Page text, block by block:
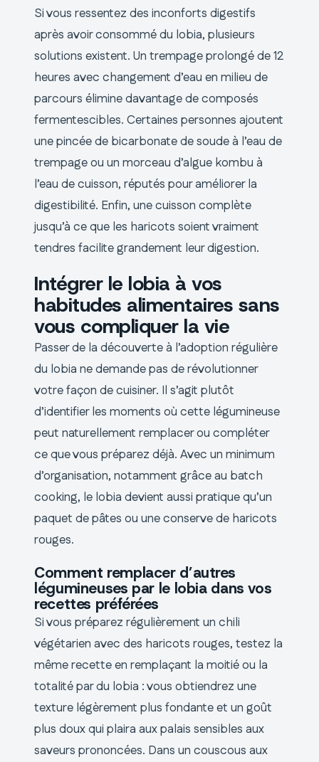
Si vous ressentez des inconforts digestifs
après avoir consommé du lobia, plusieurs
solutions existent. Un trempage prolongé de 12
heures avec changement d’eau en milieu de
parcours élimine davantage de composés
fermentescibles. Certaines personnes ajoutent
une pincée de bicarbonate de soude à l’eau de
trempage ou un morceau d’algue kombu à
l’eau de cuisson, réputés pour améliorer la
digestibilité. Enfin, une cuisson complète
jusqu’à ce que les haricots soient vraiment
tendres facilite grandement leur digestion.
Intégrer le lobia à vos
habitudes alimentaires sans
vous compliquer la vie
Passer de la découverte à l’adoption régulière
du lobia ne demande pas de révolutionner
votre façon de cuisiner. Il s’agit plutôt
d’identifier les moments où cette légumineuse
peut naturellement remplacer ou compléter
ce que vous préparez déjà. Avec un minimum
d’organisation, notamment grâce au batch
cooking, le lobia devient aussi pratique qu’un
paquet de pâtes ou une conserve de haricots
rouges.
Comment remplacer d’autres
légumineuses par le lobia dans vos
recettes préférées
Si vous préparez régulièrement un chili
végétarien avec des haricots rouges, testez la
même recette en remplaçant la moitié ou la
totalité par du lobia : vous obtiendrez une
texture légèrement plus fondante et un goût
plus doux qui plaira aux palais sensibles aux
saveurs prononcées. Dans un couscous aux